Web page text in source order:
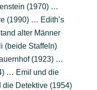
(1970) …
(1990) … Edith’s
alter Männer
(beide Staffeln)
(1923) …
… Emil und die
Detektive (1954)